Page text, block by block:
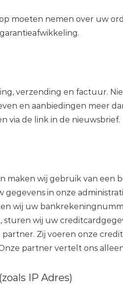
moeten nemen over uw
verzending en factuur.
en aanbiedingen meer
via de link in de nieuwsbrief.
wij gebruik van een
in onze
wij uw
wij uw
Zij voeren onze
partner vertelt ons
IP Adres)